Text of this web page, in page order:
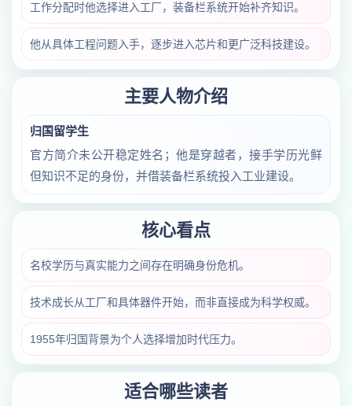
工作分配时他选择进入工厂，装备栏系统开始补齐知识。
他从具体工程问题入手，逐步进入芯片和更广泛科技建设。
主要人物介绍
归国留学生
官方简介未公开稳定姓名；他是穿越者，接手学历光鲜
但知识不足的身份，并借装备栏系统投入工业建设。
核心看点
名校学历与真实能力之间存在明确身份危机。
技术成长从工厂和具体器件开始，而非直接成为科学权威。
1955年归国背景为个人选择增加时代压力。
适合哪些读者